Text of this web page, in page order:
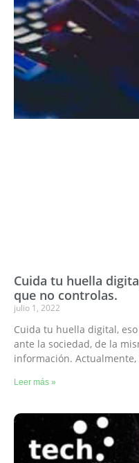
Cuida tu huella
que no controlas.
julio 1, 2022
Cuida tu huella digital,
ante la sociedad, de la
información.
Leer más »